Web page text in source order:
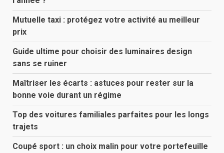
Mutuelle taxi : protégez votre activité au meilleur
prix
Guide ultime pour choisir des luminaires design
sans se ruiner
Maîtriser les écarts : astuces pour rester sur la
bonne voie durant un régime
Top des voitures familiales parfaites pour les longs
trajets
Coupé sport : un choix malin pour votre portefeuille